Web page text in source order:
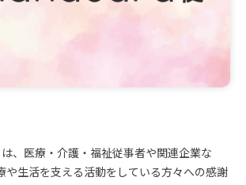
、医療・介護・福祉従事者や関連企業な
や生活を支える活動をしている方々への感謝